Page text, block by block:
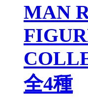
MAN
全4種